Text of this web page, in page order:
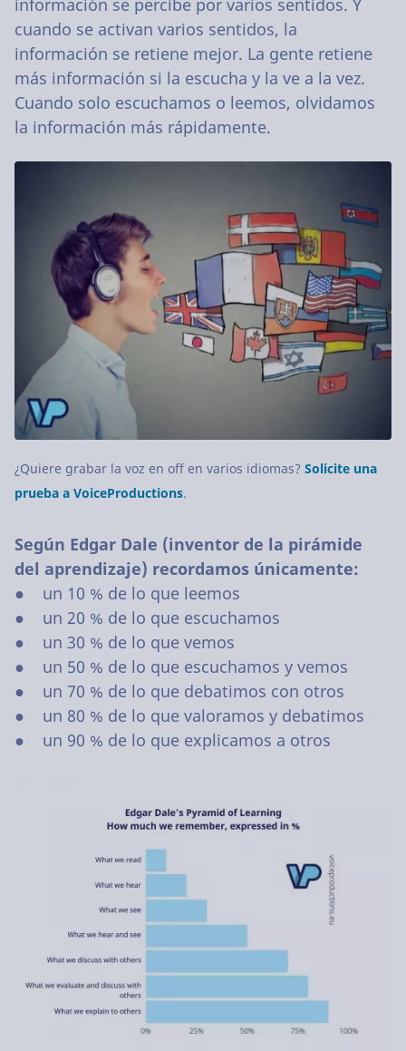
información se percibe por varios sentidos. Y
cuando se activan varios sentidos, la
información se retiene mejor. La gente retiene
más información si la escucha y la ve a la vez.
Cuando solo escuchamos o leemos, olvidamos
la información más rápidamente.
¿Quiere grabar la voz en off en varios idiomas? Solicite una
prueba a VoiceProductions.
Según Edgar Dale (inventor de la pirámide
del aprendizaje) recordamos únicamente:
● un 10 % de lo que leemos
● un 20 % de lo que escuchamos
● un 30 % de lo que vemos
● un 50 % de lo que escuchamos y vemos
● un 70 % de lo que debatimos con otros
● un 80 % de lo que valoramos y debatimos
● un 90 % de lo que explicamos a otros